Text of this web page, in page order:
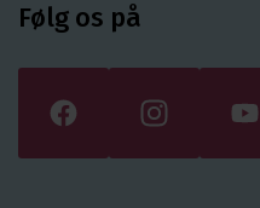
Følg os på